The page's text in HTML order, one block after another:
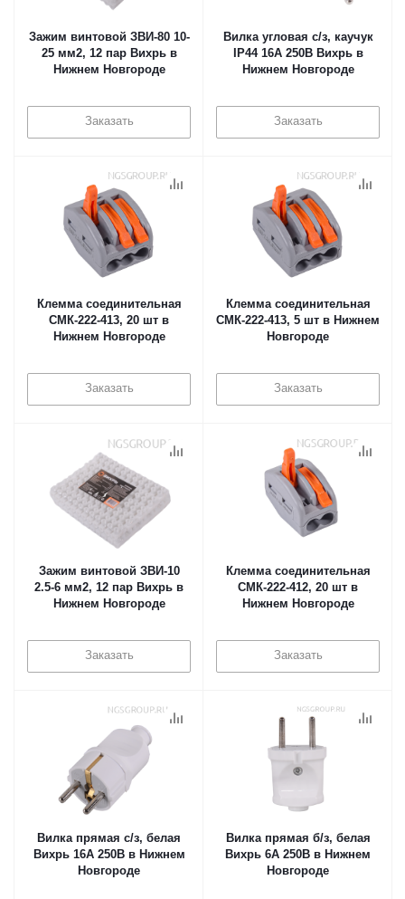
Зажим винтовой ЗВИ-80 10-
25 мм2, 12 пар Вихрь в
Нижнем Новгороде
Заказать
Вилка угловая с/з, каучук
IP44 16А 250В Вихрь в
Нижнем Новгороде
Заказать
Клемма соединительная
СМК-222-413, 20 шт в
Нижнем Новгороде
Заказать
Клемма соединительная
СМК-222-413, 5 шт в Нижнем
Новгороде
Заказать
Зажим винтовой ЗВИ-10
2.5-6 мм2, 12 пар Вихрь в
Нижнем Новгороде
Заказать
Клемма соединительная
СМК-222-412, 20 шт в
Нижнем Новгороде
Заказать
Вилка прямая с/з, белая
Вихрь 16А 250В в Нижнем
Новгороде
Вилка прямая б/з, белая
Вихрь 6А 250В в Нижнем
Новгороде